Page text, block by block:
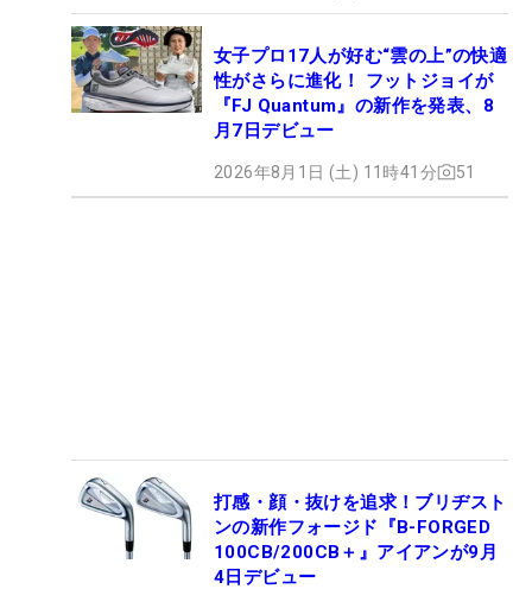
女子プロ17人が好む“雲の上”の快適
性がさらに進化！ フットジョイが
『FJ Quantum』の新作を発表、8
月7日デビュー
2026年8月1日 (土) 11時41分 51
打感・顔・抜けを追求！ブリヂスト
ンの新作フォージド『B-FORGED
100CB/200CB＋』アイアンが9月
4日デビュー